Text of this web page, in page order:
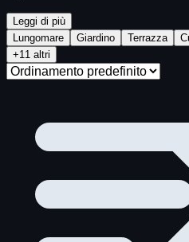
Leggi di più
Lungomare
Giardino Terrazza
+11 altri